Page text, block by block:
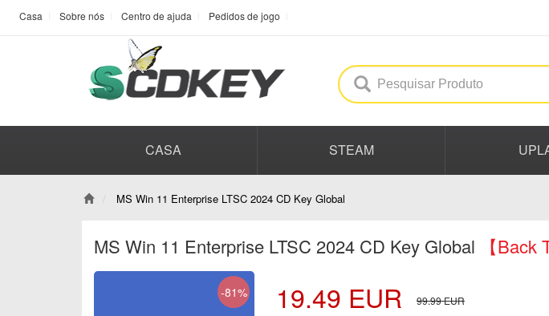
Casa Sobre nós Centro de ajuda Pedidos de jogo
CASA STEAM
MS Win 11 Enterprise LTSC 2024 CD Key Global
MS Win 11 Enterprise LTSC 2024 CD Key Global 【
-81% 19.49 EUR 99.99EUR